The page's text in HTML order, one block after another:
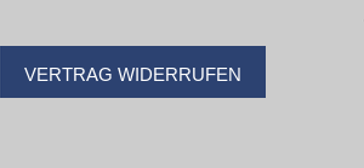
VERTRAG WIDERRUFEN